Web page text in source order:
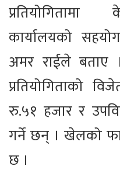
प्रतियोगितामा
कार्यालयको
अमर राईले बताए
प्रतियोगिताको
रु.५१ हजार र
गर्ने छन् । खेलको
छ ।